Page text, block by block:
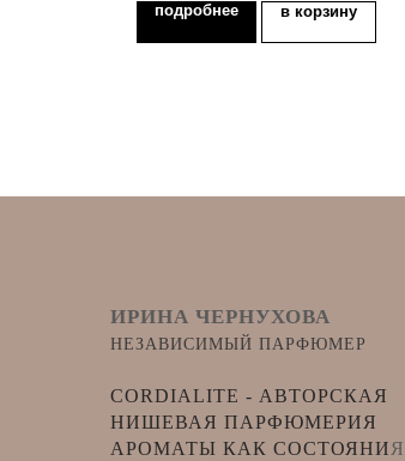
подробнее в корзину
ИРИНА ЧЕРНУХОВА
НЕЗАВИСИМЫЙ ПАРФЮМЕР
CORDIALITE - АВТОРСКАЯ
НИШЕВАЯ ПАРФЮМЕРИЯ
АРОМАТЫ КАК СОСТОЯНИЯ